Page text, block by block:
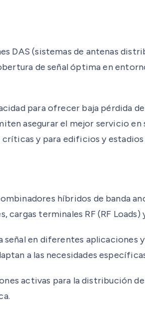
DAS (sistemas de antenas
de señal óptima en
para ofrecer baja pérdida
asegurar el mejor servicio en
y para edificios y
híbridos de banda
cargas terminales RF (RF
en diferentes aplicaciones
a las necesidades
activas para la distribución